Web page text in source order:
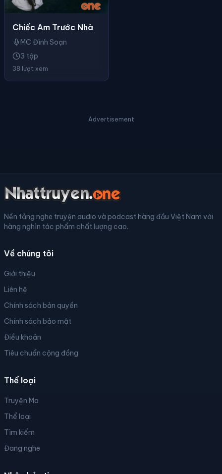
Chiếc Am Trước Nhà
MC Đình Soạn
3 tập
38 lượt xem
Advertisement
Nền tảng nghe truyện audio và podcast hàng đầu Việt Nam với
hàng nghìn tác phẩm chất lượng cao.
Về chúng tôi
Giới thiệu
Liên hệ
Chính sách bản quyền
Chính sách bảo mật
Điều khoản
Tiêu chuẩn cộng đồng
Thể loại
Truyện Ma
Thể loại
Tìm kiếm
Đang nghe